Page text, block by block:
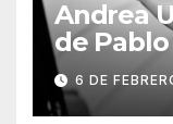
Andrea
de
6 DE